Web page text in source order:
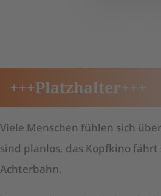
+++Platzhalter+++
Viele Menschen fühlen sich
sind planlos, das Kopfkino
Achterbahn.